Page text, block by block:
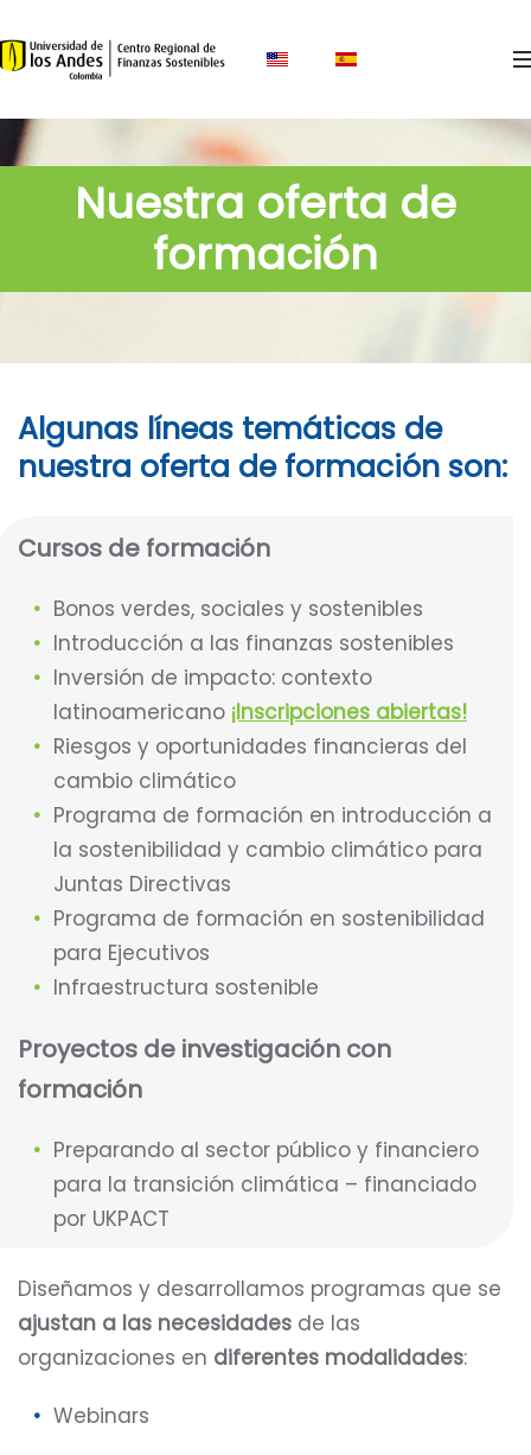
Skip to main content
Nuestra oferta de
formación
Algunas líneas temáticas de
nuestra oferta de formación son:
Cursos de formación
Bonos verdes, sociales y sostenibles
Introducción a las finanzas sostenibles
Inversión de impacto: contexto
latinoamericano ¡Inscripciones abiertas!
Riesgos y oportunidades financieras del
cambio climático
Programa de formación en introducción a
la sostenibilidad y cambio climático para
Juntas Directivas
Programa de formación en sostenibilidad
para Ejecutivos
Infraestructura sostenible
Proyectos de investigación con
formación
Preparando al sector público y financiero
para la transición climática – financiado
por UKPACT
Diseñamos y desarrollamos programas que se
ajustan a las necesidades de las
organizaciones en diferentes modalidades:
Webinars